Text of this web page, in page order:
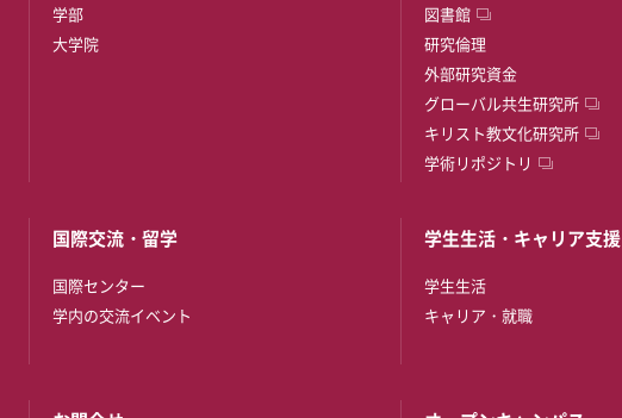
学部
大学院
図書館
研究倫理
外部研究資金
グローバル共生研究所
キリスト教文化研究所
学術リポジトリ
国際交流・留学
国際センター
学内の交流イベント
学生生活・キャリア支援
学生生活
キャリア・就職